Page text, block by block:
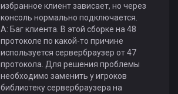
избранное клиент зависает, но через
консоль нормально подключается.
A: Баг клиента. В этой сборке на 48
протоколе по какой-то причине
используется сервербраузер от 47
протокола. Для решения проблемы
необходимо заменить у игроков
библиотеку сервербраузера на